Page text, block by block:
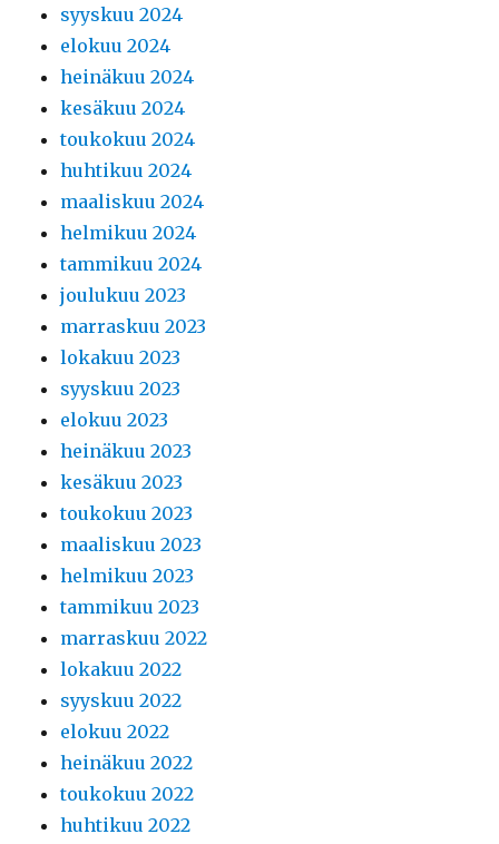
syyskuu 2024
elokuu 2024
heinäkuu 2024
kesäkuu 2024
toukokuu 2024
huhtikuu 2024
maaliskuu 2024
helmikuu 2024
tammikuu 2024
joulukuu 2023
marraskuu 2023
lokakuu 2023
syyskuu 2023
elokuu 2023
heinäkuu 2023
kesäkuu 2023
toukokuu 2023
maaliskuu 2023
helmikuu 2023
tammikuu 2023
marraskuu 2022
lokakuu 2022
syyskuu 2022
elokuu 2022
heinäkuu 2022
toukokuu 2022
huhtikuu 2022